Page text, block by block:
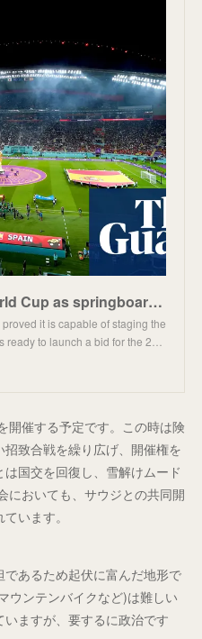
Qatar looking to use World Cup as springboard for 2036 Olympics bid
it is capable of staging the
to launch a bid for the 2…
開催する予定です。この時は険
致合戦を繰り広げ、開催権を
国交を回復し、雪解けムード
においても、サウジとの共同開
います。
あるため起伏に富んだ地形で
ウンテンバイクなど)は難しい
ますが、要するに政治です